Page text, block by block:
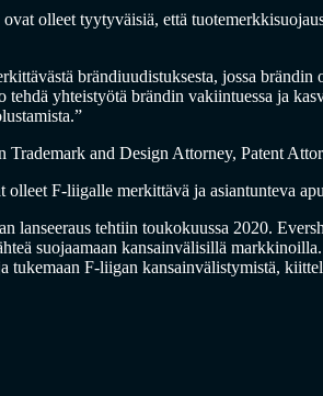
olleet tyytyväisiä, että
brändiuudistuksesta, jossa
tehdä yhteistyötä brändin vakiintuessa ja
Trademark and Design Attorney, Patent
olleet F-liigalle merkittävä ja asiantunteva
lanseeraus tehtiin toukokuussa 2020.
suojaamaan kansainvälisillä
tukemaan F-liigan kansainvälistymistä,